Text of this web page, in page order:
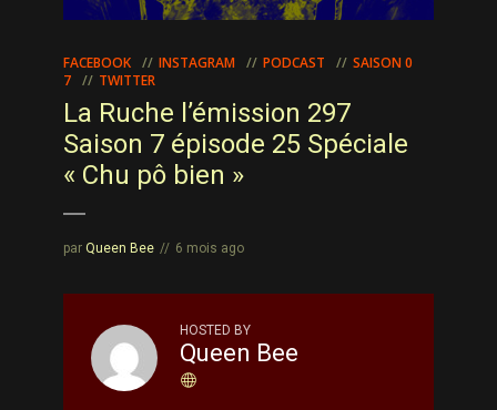
FACEBOOK INSTAGRAM PODCAST
SAISON 0
7
TWITTER
La Ruche l’émission 297
Saison 7 épisode 25 Spéciale
« Chu pô bien »
par Queen Bee 6 mois ago
HOSTED BY
Queen Bee